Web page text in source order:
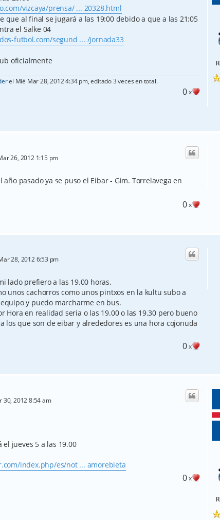
vizcaya/prensa/ ... 20328.html
que al final se jugará a las 19:00 debido a que a las 21:05
el Salke 04
futbol.com/segund ... /jornada33
oficialmente
el Mié Mar 28, 2012 4:34 pm, editado 3 veces en total.
0x
26, 2012 1:15 pm
año pasado ya se puso el Eibar - Gim. Torrelavega en
0x
28, 2012 6:53 pm
lado prefiero a las 19.00 horas.
unos cachorros como unos pintxos en la kultu subo a
y puedo marcharme en bus.
Hora en realidad seria o las 19.00 o las 19.30 pero bueno
los que son de eibar y alrededores es una hora cojonuda
0x
30, 2012 8:54 am
jueves 5 a las 19.00
index.php/es/not ... amorebieta
0x